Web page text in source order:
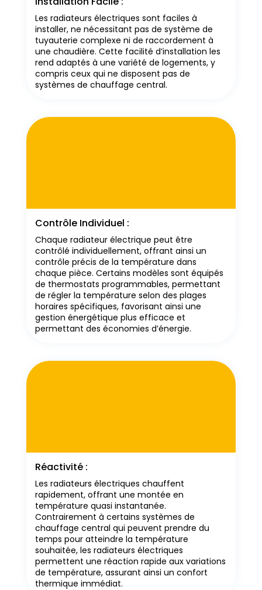
Les radiateurs électriques sont faciles à
installer, ne nécessitant pas de système de
tuyauterie complexe ni de raccordement à
une chaudière. Cette facilité d’installation les
rend adaptés à une variété de logements, y
compris ceux qui ne disposent pas de
systèmes de chauffage central.
Contrôle Individuel :
Chaque radiateur électrique peut être
contrôlé individuellement, offrant ainsi un
contrôle précis de la température dans
chaque pièce. Certains modèles sont équipés
de thermostats programmables, permettant
de régler la température selon des plages
horaires spécifiques, favorisant ainsi une
gestion énergétique plus efficace et
permettant des économies d’énergie.
Réactivité :
Les radiateurs électriques chauffent
rapidement, offrant une montée en
température quasi instantanée.
Contrairement à certains systèmes de
chauffage central qui peuvent prendre du
temps pour atteindre la température
souhaitée, les radiateurs électriques
permettent une réaction rapide aux variations
de température, assurant ainsi un confort
thermique immédiat.